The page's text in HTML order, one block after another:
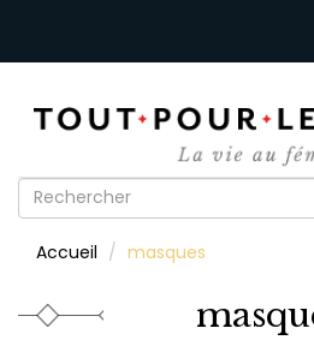
Formulaire
recherche
Accueil masques